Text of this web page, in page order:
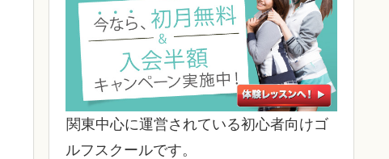
関東中心に運営されている初心者向けゴ
ルフスクールです。